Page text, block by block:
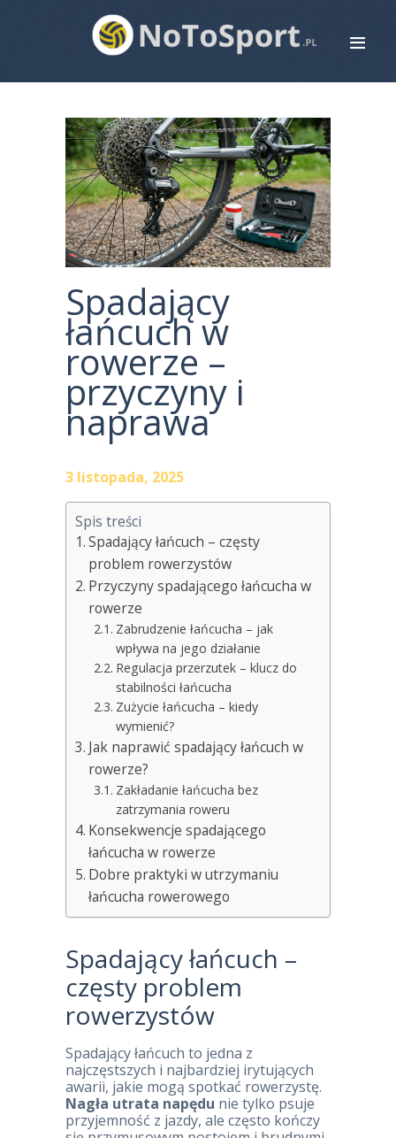
STRONA GŁÓWNA
ROWERY
BIEGANIE
PIŁKA NOŻNA
SIATKÓWKA
ZDROWIE
KONTAKTSpadający
łańcuch w
rowerze –
przyczyny i
naprawa
3 listopada, 2025
Spis treści
Spadający łańcuch – częsty
problem rowerzystów
Przyczyny spadającego łańcucha w
rowerze
Zabrudzenie łańcucha – jak
wpływa na jego działanie
Regulacja przerzutek – klucz do
stabilności łańcucha
Zużycie łańcucha – kiedy
wymienić?
Jak naprawić spadający łańcuch w
rowerze?
Zakładanie łańcucha bez
zatrzymania roweru
Konsekwencje spadającego
łańcucha w rowerze
Dobre praktyki w utrzymaniu
łańcucha rowerowego
Spadający łańcuch –
częsty problem
rowerzystów
Spadający łańcuch to jedna z
najczęstszych i najbardziej irytujących
awarii, jakie mogą spotkać rowerzystę.
Nagła utrata napędu nie tylko psuje
przyjemność z jazdy, ale często kończy